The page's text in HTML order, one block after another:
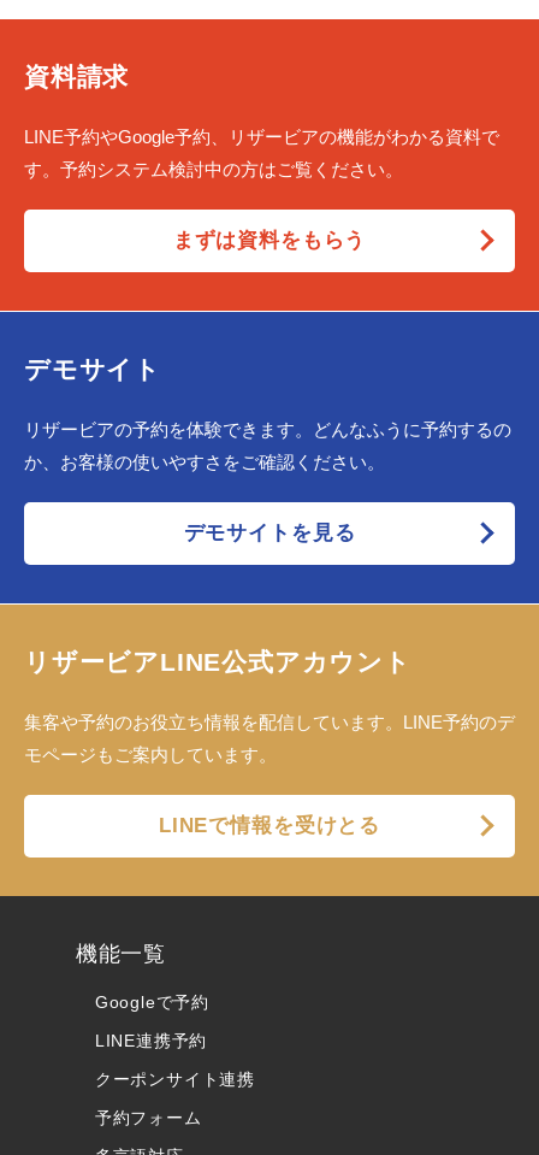
資料請求
LINE予約やGoogle予約、リザービアの機能がわかる資料で
す。予約システム検討中の方はご覧ください。
まずは資料をもらう
デモサイト
リザービアの予約を体験できます。どんなふうに予約するの
か、お客様の使いやすさをご確認ください。
デモサイトを見る
リザービアLINE公式アカウント
集客や予約のお役立ち情報を配信しています。LINE予約のデ
モページもご案内しています。
LINEで情報を受けとる
機能一覧
Googleで予約
LINE連携予約
クーポンサイト連携
予約フォーム